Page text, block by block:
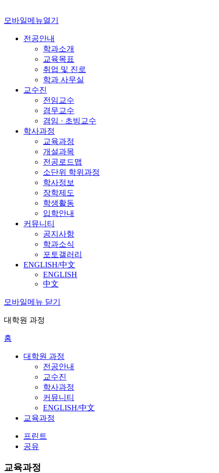
모바일메뉴열기
전공안내
학과소개
교육목표
취업 및 진로
학과 사무실
교수진
전임교수
겸무교수
겸임 · 초빙교수
학사과정
교육과정
개설과목
전공로드맵
소단위 학위과정
학사정보
장학제도
학생활동
입학안내
커뮤니티
공지사항
학과소식
포토갤러리
ENGLISH/中文
ENGLISH
中文
모바일메뉴 닫기
대학원 과정
홈
대학원 과정
전공안내
교수진
학사과정
커뮤니티
ENGLISH/中文
교육과정
프린트
공유
교육과정